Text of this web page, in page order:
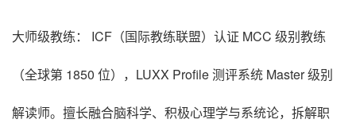
大师级教练： ICF（国际教练联盟）认证 MCC 级别教练
（全球第 1850 位），LUXX Profile 测评系统 Master 级别
解读师。擅长融合脑科学、积极心理学与系统论，拆解职